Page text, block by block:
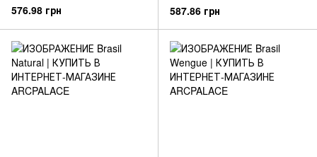
576.98 грн 587.86 грн